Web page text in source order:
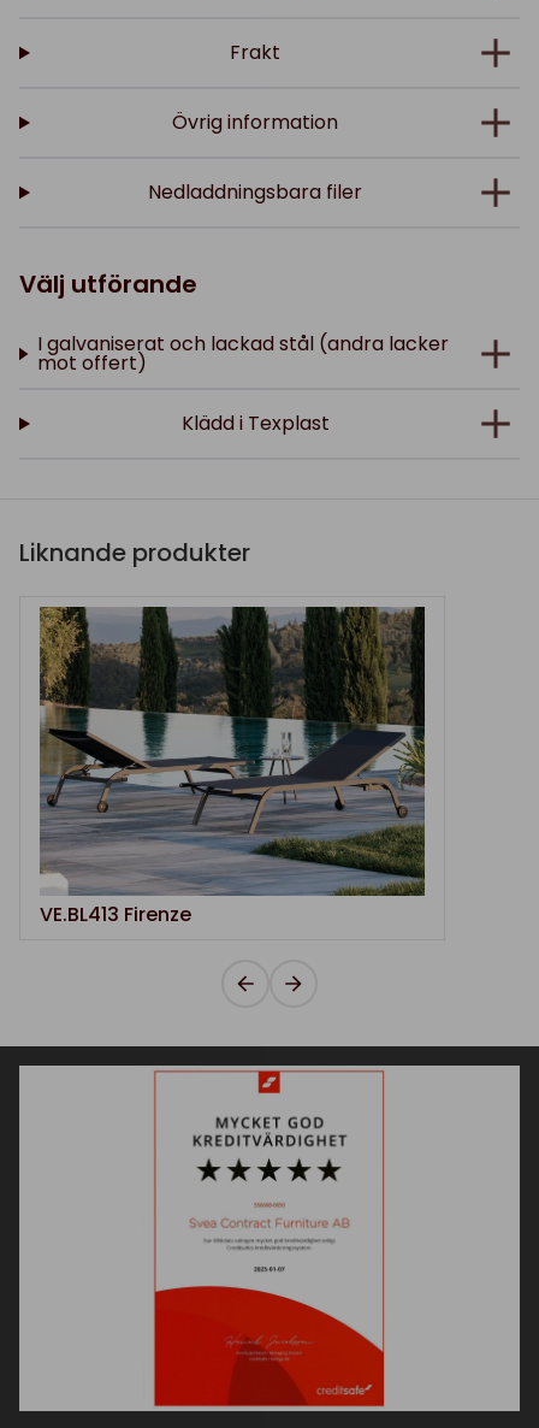
Frakt
Övrig information
Nedladdningsbara filer
Välj utförande
I galvaniserat och lackad stål (andra lacker
mot offert)
Klädd i Texplast
Liknande produkter
VE.BL413 Firenze